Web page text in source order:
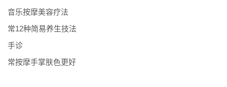
音乐按摩美容疗法
常12种简易养生技法
手诊
常按摩手掌肤色更好